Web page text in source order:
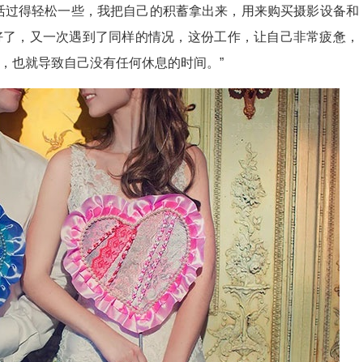
得轻松一些，我把自己的积蓄拿出来，用来购买摄影设备和
，又一次遇到了同样的情况，这份工作，让自己非常疲惫，
也就导致自己没有任何休息的时间。”